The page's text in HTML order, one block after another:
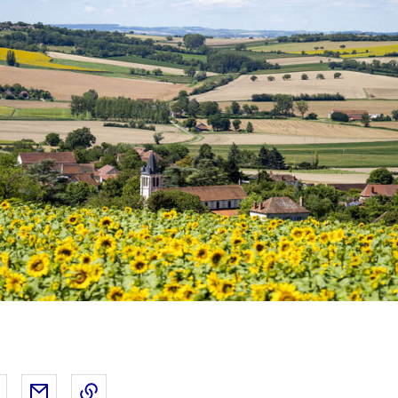
sur X
Partager sur LinkedIn
Partager par email